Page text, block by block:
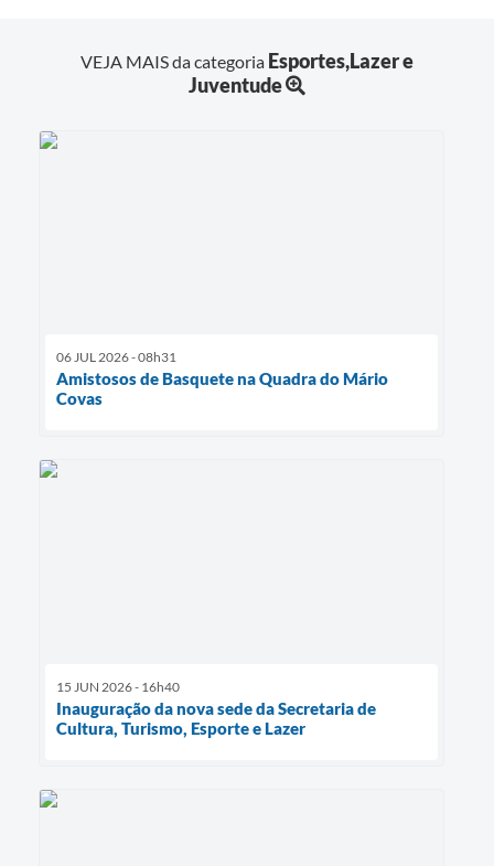
VEJA MAIS da categoria Esportes,Lazer e
Juventude
06 JUL 2026 - 08h31
Amistosos de Basquete na Quadra do Mário
Covas
15 JUN 2026 - 16h40
Inauguração da nova sede da Secretaria de
Cultura, Turismo, Esporte e Lazer